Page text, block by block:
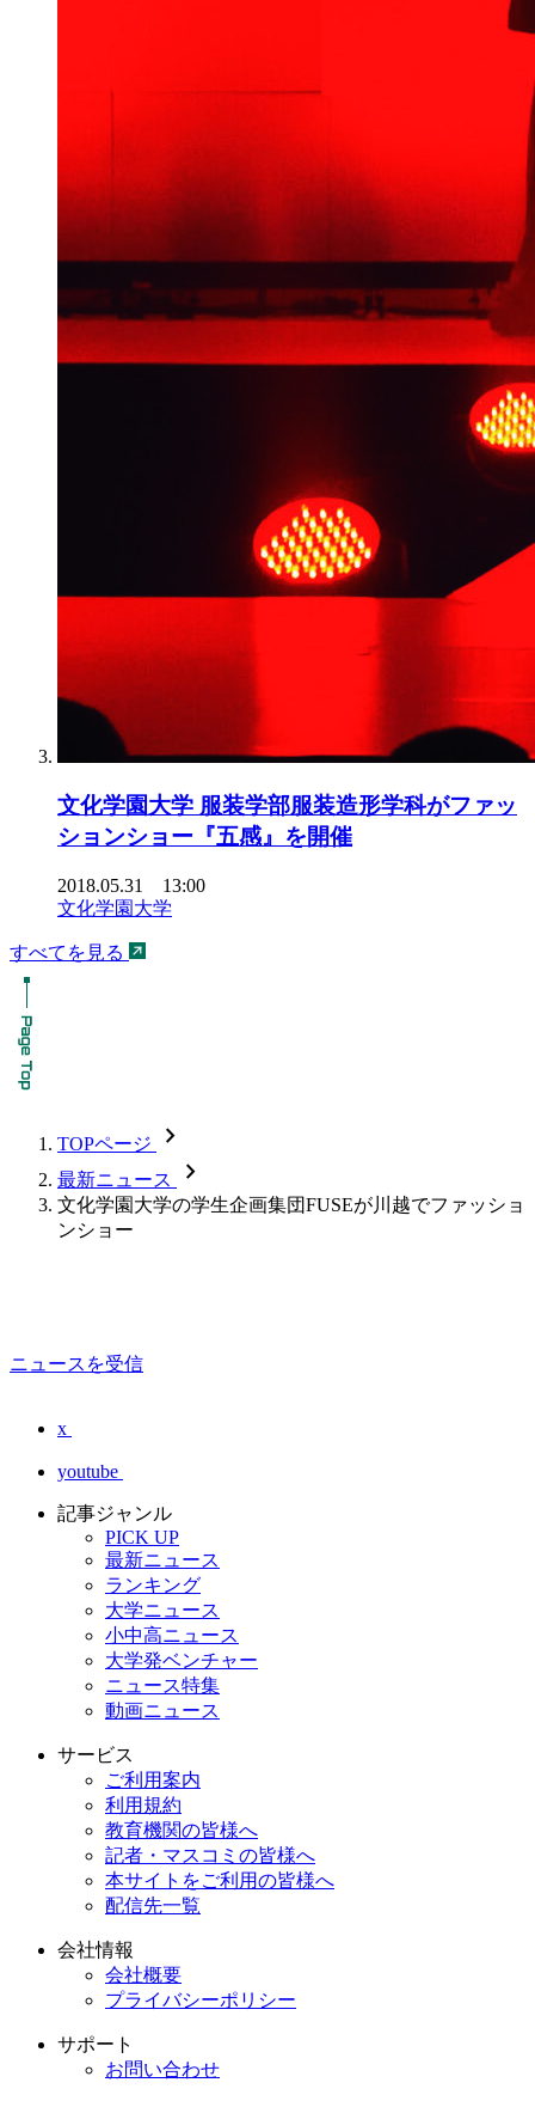
文化学園大学 服装学部服装造形学科がファッ
ションショー『五感』を開催
2018.05.31 13:00
文化学園大学
すべてを見る
TOPページ chevron_forward
最新ニュース chevron_forward
文化学園大学の学生企画集団FUSEが川越でファッショ
ンショー
ニュースを受信
x
youtube
記事ジャンル
PICK UP
最新ニュース
ランキング
大学ニュース
小中高ニュース
大学発ベンチャー
ニュース特集
動画ニュース
サービス
ご利用案内
利用規約
教育機関の皆様へ
記者・マスコミの皆様へ
本サイトをご利用の皆様へ
配信先一覧
会社情報
会社概要
プライバシーポリシー
サポート
お問い合わせ